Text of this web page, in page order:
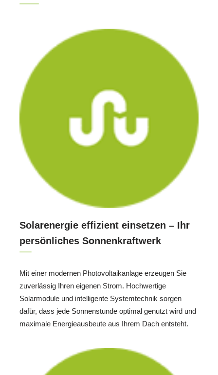
Solarenergie effizient einsetzen – Ihr
persönliches Sonnenkraftwerk
Mit einer modernen Photovoltaikanlage erzeugen Sie
zuverlässig Ihren eigenen Strom. Hochwertige
Solarmodule und intelligente Systemtechnik sorgen
dafür, dass jede Sonnenstunde optimal genutzt wird und
maximale Energieausbeute aus Ihrem Dach entsteht.